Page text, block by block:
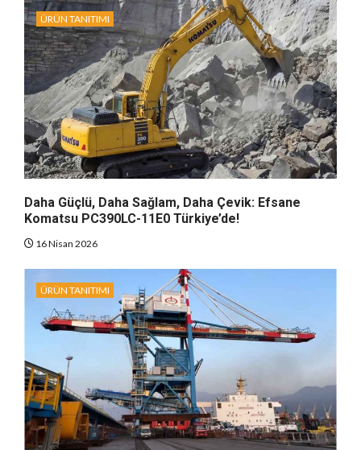
ÜRÜN TANITIMI
Daha Güçlü, Daha Sağlam, Daha Çevik: Efsane
Komatsu PC390LC-11E0 Türkiye’de!
16 Nisan 2026
ÜRÜN TANITIMI